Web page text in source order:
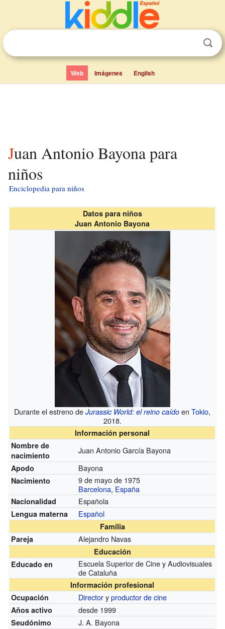
Web Imágenes English
Juan Antonio Bayona para
niños
Enciclopedia para niños
Datos para niños
Juan Antonio Bayona
Durante el estreno deJurassic World: el reino caído enTokio,
2018.
Información personal
Nombre de
nacimiento
Juan Antonio García Bayona
Apodo Bayona
Nacimiento
9 de mayo de 1975
Barcelona, España
Nacionalidad Española
Lengua materna Español
Familia
Pareja
Alejandro Navas
Educación
Educado en
Escuela Superior de Cine y Audiovisuales
de Cataluña
Información profesional
Ocupación
Directoryproductor de cine
Años activo desde 1999
Seudónimo J. A. Bayona